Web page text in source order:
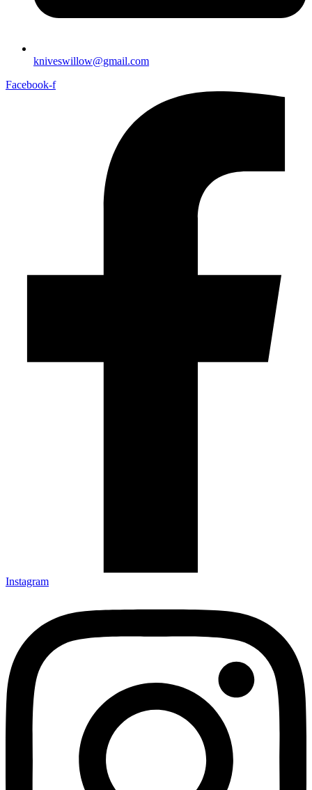
kniveswillow@gmail.com
Facebook-f
Instagram